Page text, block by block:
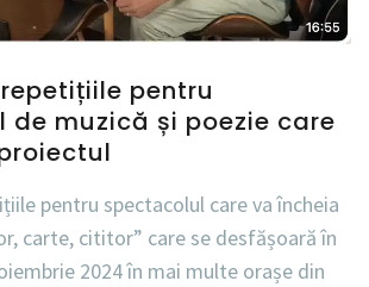
pentru
de muzică și poezie care
pentru spectacolul care va încheia
carte, cititor” care se desfășoară în
2024 în mai multe orașe din